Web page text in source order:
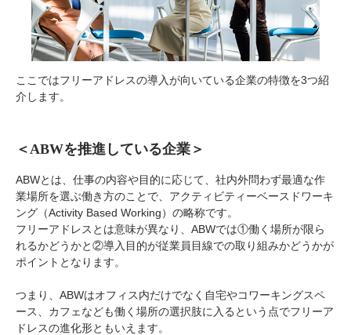
ここではフリーアドレスの導入が向いている企業の特徴を3つ紹
介します。
＜ABWを推進している企業＞
ABWとは、仕事の内容や目的に応じて、社内外問わず最適な作
業場所を選ぶ働き方のことで、アクティビティーベースドワーキ
ング（Activity Based Working）の略称です。
フリーアドレスとは意味が異なり、ABWでは①働く場所が限ら
れるかどうかと②導入目的が従業員目線での取り組みかどうかが
ポイントとなります。
つまり、ABWはオフィス内だけでなく自宅やコワーキングスペ
ース、カフェなども働く場所の選択肢に入るという点でフリーア
ドレスの進化形ともいえます。